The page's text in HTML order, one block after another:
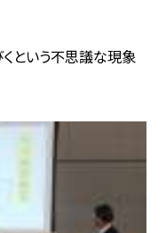
という不思議な現象